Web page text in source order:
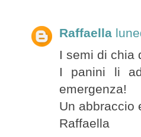
Raffaella
I semi di chia
I panini li
emergenza!
Un abbraccio
Raffaella